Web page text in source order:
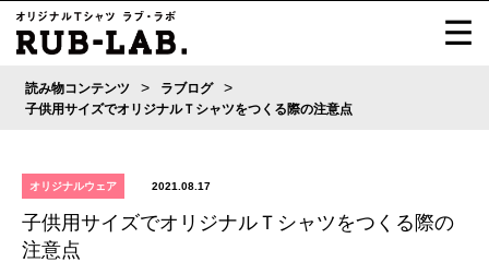
読み物コンテンツ > ラブログ >
子供用サイズでオリジナルＴシャツをつくる際の注意点
オリジナルウェア 2021.08.17
子供用サイズでオリジナルＴシャツをつくる際の
注意点